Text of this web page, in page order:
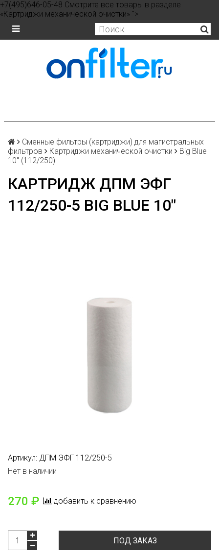
+7(495)646-05-48 Смотрите все товары в разделе
«Картриджи механической очистки» ">
Сменные фильтры (картриджи) для магистральных
фильтров
Картриджи механической очистки
Big Blue
10" (112/250)
КАРТРИДЖ ДПМ ЭФГ
112/250-5 BIG BLUE 10″
Артикул: ДПМ ЭФГ 112/250-5
Нет в наличии
270 ₽ добавить к сравнению
ПОД ЗАКАЗ